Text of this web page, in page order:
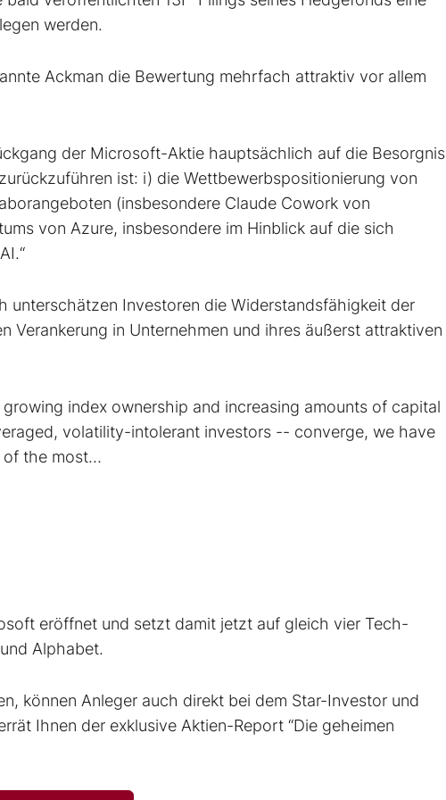
werden.
Ackman die Bewertung mehrfach attraktiv vor allem
der Microsoft-Aktie hauptsächlich auf die Besorgnis
ist: i) die Wettbewerbspositionierung von
(insbesondere Claude Cowork von
von Azure, insbesondere im Hinblick auf die sich
unterschätzen Investoren die Widerstandsfähigkeit der
in Unternehmen und ihres äußerst attraktiven
index ownership and increasing amounts of capital
volatility-intolerant investors -- converge, we have
of the most…
eröffnet und setzt damit jetzt auf gleich vier Tech-
Alphabet.
können Anleger auch direkt bei dem Star-Investor und
Ihnen der exklusive Aktien-Report “Die geheimen